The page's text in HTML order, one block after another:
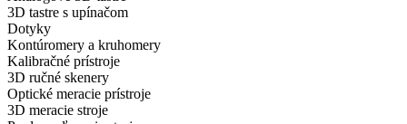
3D tastre s upínačom
Dotyky
Kontúromery a kruhomery
Kalibračné prístroje
3D ručné skenery
Optické meracie prístroje
3D meracie stroje